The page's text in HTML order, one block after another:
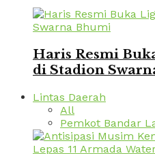
Haris Resmi
di Stadion
Lintas Daerah
All
Pemkot Bandar